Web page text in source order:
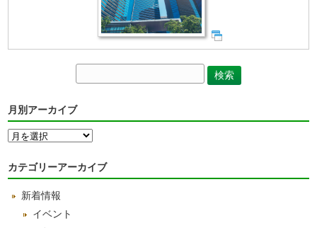
月別アーカイブ
月
ー
イ
カテゴリーアーカイブ
新着情報
イベント